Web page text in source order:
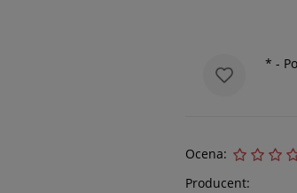
* -
Ocena:
Producent: